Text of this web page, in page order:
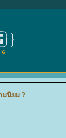
มนิยม ?